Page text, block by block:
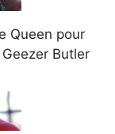
Queen pour
Butler